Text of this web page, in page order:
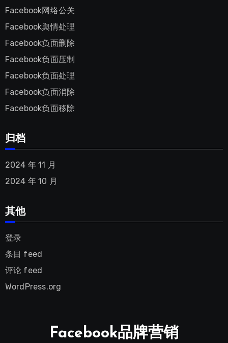
Facebook网络公关
Facebook舆情处理
Facebook负面删除
Facebook负面压制
Facebook负面处理
Facebook负面消除
Facebook负面移除
归档
2024 年 11 月
2024 年 10 月
其他
登录
条目 feed
评论 feed
WordPress.org
Facebook品牌营销